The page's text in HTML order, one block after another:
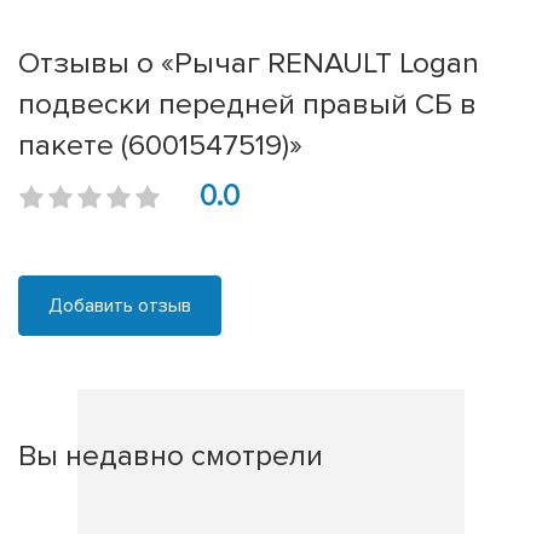
Отзывы о «Рычаг RENAULT Logan
подвески передней правый СБ в
пакете (6001547519)»
0.0
Добавить отзыв
Вы недавно смотрели